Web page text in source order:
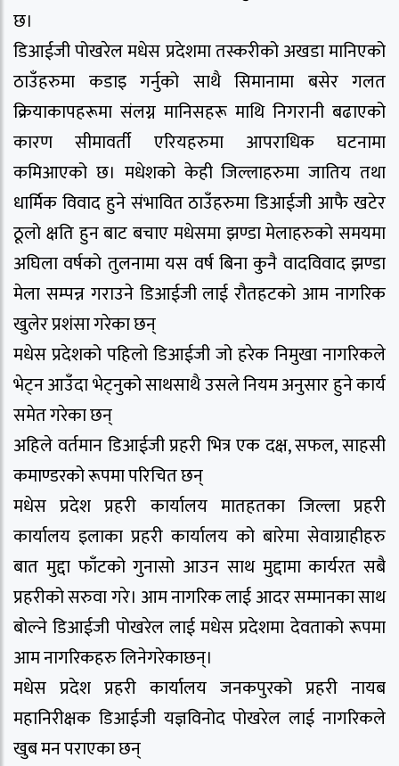
छ।
डिआईजी पोखरेल मधेस प्रदेशमा तस्करीको अखडा मानिएको
ठाउँहरुमा कडाइ गर्नुको साथै सिमानामा बसेर गलत
क्रियाकापहरूमा संलग्न मानिसहरू माथि निगरानी बढाएको
कारण सीमावर्ती एरियहरुमा आपराधिक घटनामा
कमिआएको छ। मधेशको केही जिल्लाहरुमा जातिय तथा
धार्मिक विवाद हुने संभावित ठाउँहरुमा डिआईजी आफै खटेर
ठूलो क्षति हुन बाट बचाए मधेसमा झण्डा मेलाहरुको समयमा
अघिला वर्षको तुलनामा यस वर्ष बिना कुनै वादविवाद झण्डा
मेला सम्पन्न गराउने डिआईजी लाई रौतहटको आम नागरिक
खुलेर प्रशंसा गरेका छन्
मधेस प्रदेशको पहिलो डिआईजी जो हरेक निमुखा नागरिकले
भेट्न आउँदा भेट्नुको साथसाथै उसले नियम अनुसार हुने कार्य
समेत गरेका छन्
अहिले वर्तमान डिआईजी प्रहरी भित्र एक दक्ष, सफल, साहसी
कमाण्डरको रूपमा परिचित छन्
मधेस प्रदेश प्रहरी कार्यालय मातहतका जिल्ला प्रहरी
कार्यालय इलाका प्रहरी कार्यालय को बारेमा सेवाग्राहीहरु
बात मुद्दा फाँटको गुनासो आउन साथ मुद्दामा कार्यरत सबै
प्रहरीको सरुवा गरे। आम नागरिक लाई आदर सम्मानका साथ
बोल्ने डिआईजी पोखरेल लाई मधेस प्रदेशमा देवताकाे रूपमा
आम नागरिकहरु लिनेगरेकाछन्।
मधेस प्रदेश प्रहरी कार्यालय जनकपुरको प्रहरी नायब
महानिरीक्षक डिआईजी यज्ञविनोद पोखरेल लाई नागरिकले
खुब मन पराएका छन्